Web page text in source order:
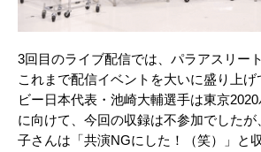
3回目のライブ配信では、パラアスリー
これまで配信イベントを大いに盛り上
ビー日本代表・池崎大輔選手は東京
に向けて、今回の収録は不参加でした
子さんは「共演NGにした！（笑）」と